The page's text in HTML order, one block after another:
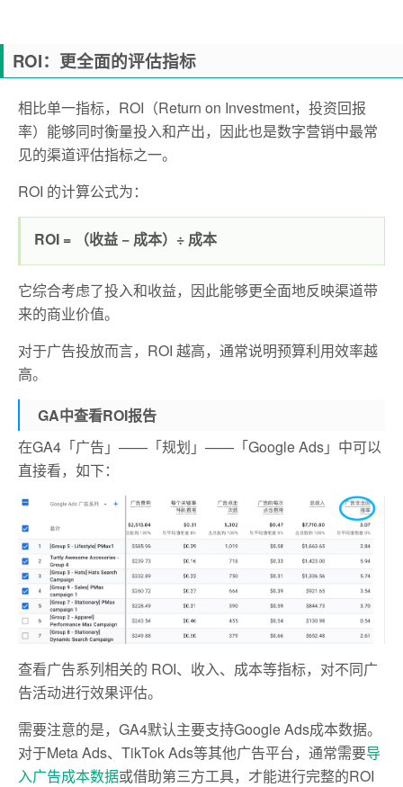
ROI：更全面的评估指标
相比单一指标，ROI（Return on Investment，投资回报
率）能够同时衡量投入和产出，因此也是数字营销中最常
见的渠道评估指标之一。
ROI 的计算公式为：
ROI = （收益 − 成本）÷ 成本
它综合考虑了投入和收益， 因此能够更全面地反映渠道带
来的商业价值。
对于广告投放而言，ROI 越高，通常说明预算利用效率越
高。
GA中查看ROI报告
在GA4「广告」——「规划」——「Google Ads」中可以
直接看，如下：
查看广告系列相关的 ROI、收入、成本等指标，对不同广
告活动进行效果评估。
需要注意的是，GA4默认主要支持Google Ads成本数据。
对于Meta Ads、TikTok Ads等其他广告平台，通常需要导
入广告成本数据或借助第三方工具，才能进行完整的ROI